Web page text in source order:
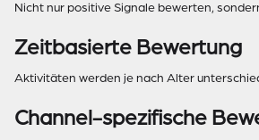
Nicht nur positive Signale bewerten,
Zeitbasierte Bewertung
Aktivitäten werden je nach Alter
Channel-spezifische